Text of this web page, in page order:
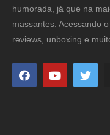
humorada, já que na
massantes. Acessando
reviews, unboxing e